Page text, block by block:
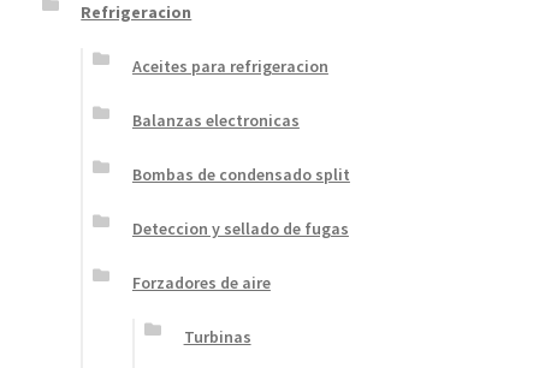
Refrigeracion
Aceites para refrigeracion
Balanzas electronicas
Bombas de condensado split
Deteccion y sellado de fugas
Forzadores de aire
Turbinas